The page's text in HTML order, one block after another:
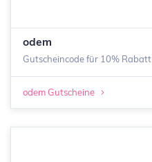
odem
Gutscheincode für 10% Rabatt
odem Gutscheine